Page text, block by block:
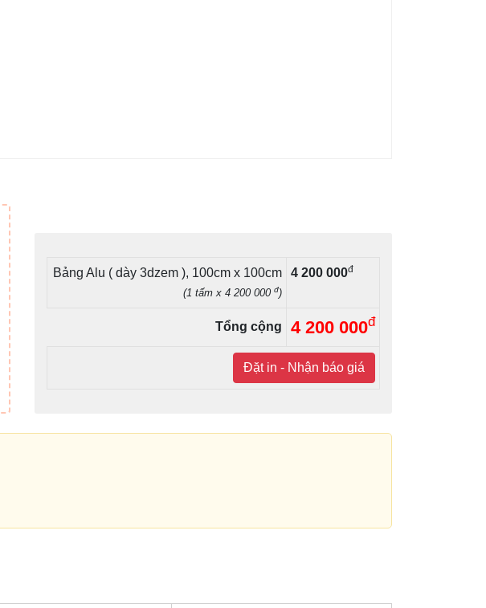
Bảng Alu ( dày 3dzem ), 100cm x 100cm
(1 tấm x 4 200 000 đ)
4 200 000đ
Tổng cộng 4 200 000đ
Đặt in - Nhận báo giá